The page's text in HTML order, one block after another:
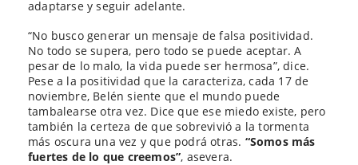
adaptarse y seguir adelante.
“No busco generar un mensaje de falsa positividad.
No todo se supera, pero todo se puede aceptar. A
pesar de lo malo, la vida puede ser hermosa”, dice.
Pese a la positividad que la caracteriza, cada 17 de
noviembre, Belén siente que el mundo puede
tambalearse otra vez. Dice que ese miedo existe, pero
también la certeza de que sobrevivió a la tormenta
más oscura una vez y que podrá otras. “Somos más
fuertes de lo que creemos”, asevera.